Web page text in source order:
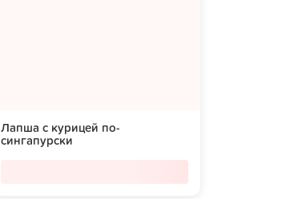
Лапша с курицей по-
сингапурски